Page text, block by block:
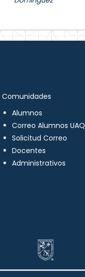
Comunidades
Alumnos
Correo Alumnos UAQ
Solicitud Correo
Docentes
Administrativos